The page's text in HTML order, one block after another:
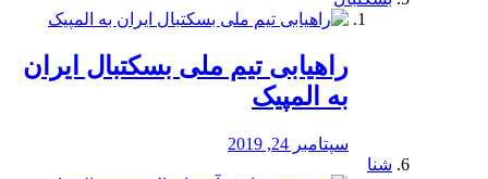
راهیابی تیم ملی بسکتبال ایران
به المپیک
سپتامبر 24, 2019
شنا